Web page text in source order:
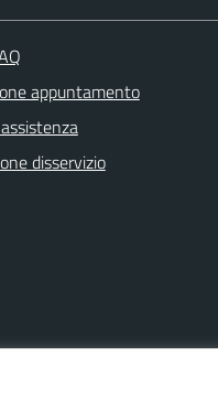
appuntamento
disservizio